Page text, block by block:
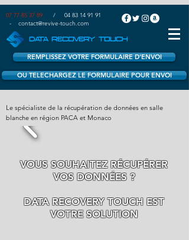
07 77 85 37 89 / 04 83 14 91 91
- contact@revive-touch.com
DATA RECOVERY TOUCH
REMPLISSEZ VOTRE FORMULAIRE D'ENVOI
OU TELECHARGEZ LE FORMULAIRE POUR ENVOI
Le spécialiste de la récupération de données en salle
blanche en région PACA et Monaco
VOUS SOUHAITEZ RÉCUPÉRER
VOS DONNÉES ?
DATA RECOVERY TOUCH EST
VOTRE SOLUTION